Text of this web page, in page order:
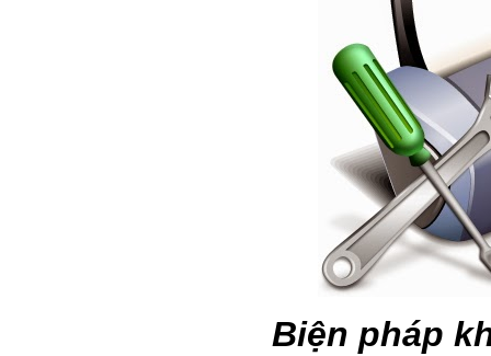
Biện pháp